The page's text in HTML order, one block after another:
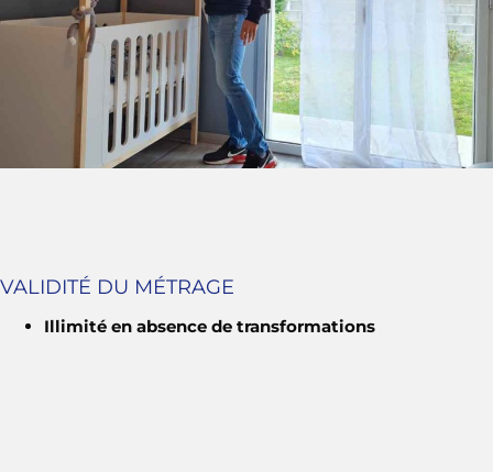
VALIDITÉ DU MÉTRAGE
Illimité en absence de transformations